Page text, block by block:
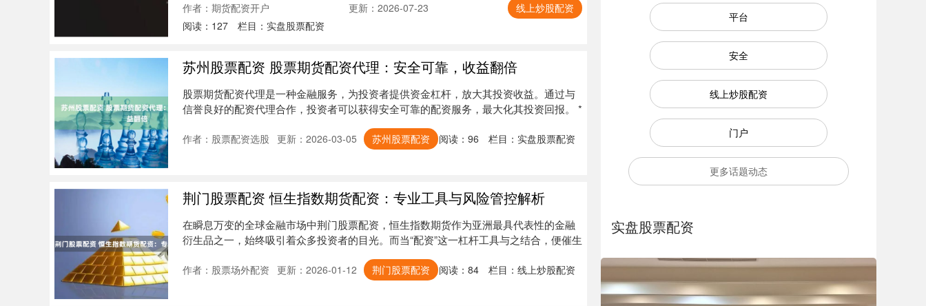
作者：期货配资开户 更新：2026-07-23
线上炒股配资
阅读： 127 栏目： 实盘股票配资
苏州股票配资 股票期货配资代理：安全可靠，收益翻倍
股票期货配资代理是一种金融服务，为投资者提供资金杠杆，放大其投资收益。通过与
信誉良好的配资代理合作，投资者可以获得安全可靠的配资服务，最大化其投资回报。 *
作者：股票配资选股 更新：2026-03-05 苏州股票配资 阅读： 96 栏目： 实盘股票配资
荆门股票配资 恒生指数期货配资：专业工具与风险管控解析
在瞬息万变的全球金融市场中荆门股票配资，恒生指数期货作为亚洲最具代表性的金融
衍生品之一，始终吸引着众多投资者的目光。而当“配资”这一杠杆工具与之结合，便催生
作者：股票场外配资 更新：2026-01-12 荆门股票配资 阅读： 84 栏目： 线上炒股配资
平台
安全
线上炒股配资
门户
更多话题动态
实盘股票配资